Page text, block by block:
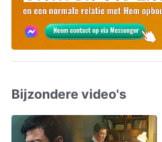
Bijzondere video's